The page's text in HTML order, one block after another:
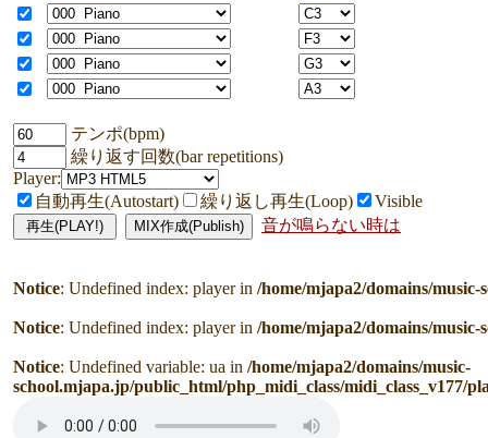
テンポ(bpm)
繰り返す回数(bar repetitions)
Player:
自動再生(Autostart)
繰り返し再生(Loop)
Visible
音が鳴らない時は
Notice: Undefined index: player in /home/mjapa2/domains/
Notice: Undefined index: player in /home/mjapa2/domains/
Notice: Undefined variable: ua in /home/mjapa2/domains/music-
school.mjapa.jp/public_html/php_midi_class/midi_class_v177/